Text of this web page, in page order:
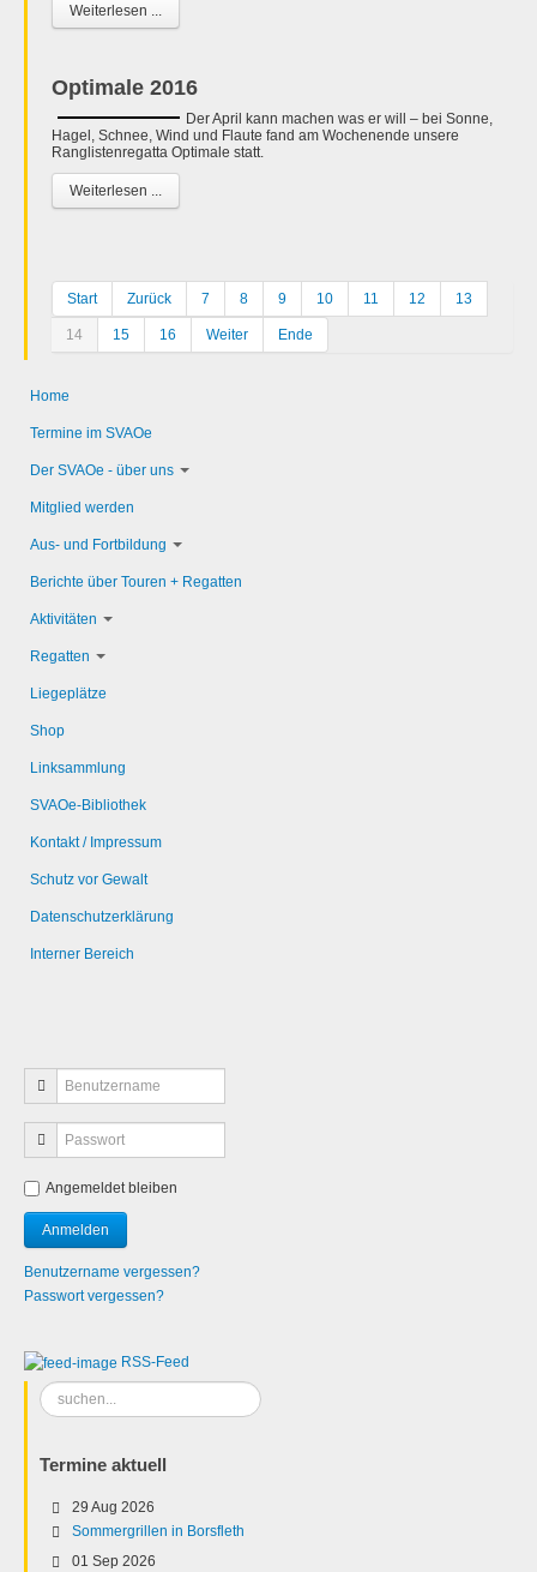
Weiterlesen ...
Optimale 2016
Der April kann machen was er will – bei Sonne,
Hagel, Schnee, Wind und Flaute fand am Wochenende unsere
Ranglistenregatta Optimale statt.
Weiterlesen ...
Start Zurück 7 8 9 10 11 12 13
14 15 16 Weiter Ende
Home
Termine im SVAOe
Der SVAOe - über uns
Mitglied werden
Aus- und Fortbildung
Berichte über Touren + Regatten
Aktivitäten
Regatten
Liegeplätze
Shop
Linksammlung
SVAOe-Bibliothek
Kontakt / Impressum
Schutz vor Gewalt
Datenschutzerklärung
Interner Bereich
Angemeldet bleiben
Benutzername vergessen?
Passwort vergessen?
RSS-Feed
Suchen
...
Termine aktuell
29 Aug 2026
Sommergrillen in Borsfleth
01 Sep 2026